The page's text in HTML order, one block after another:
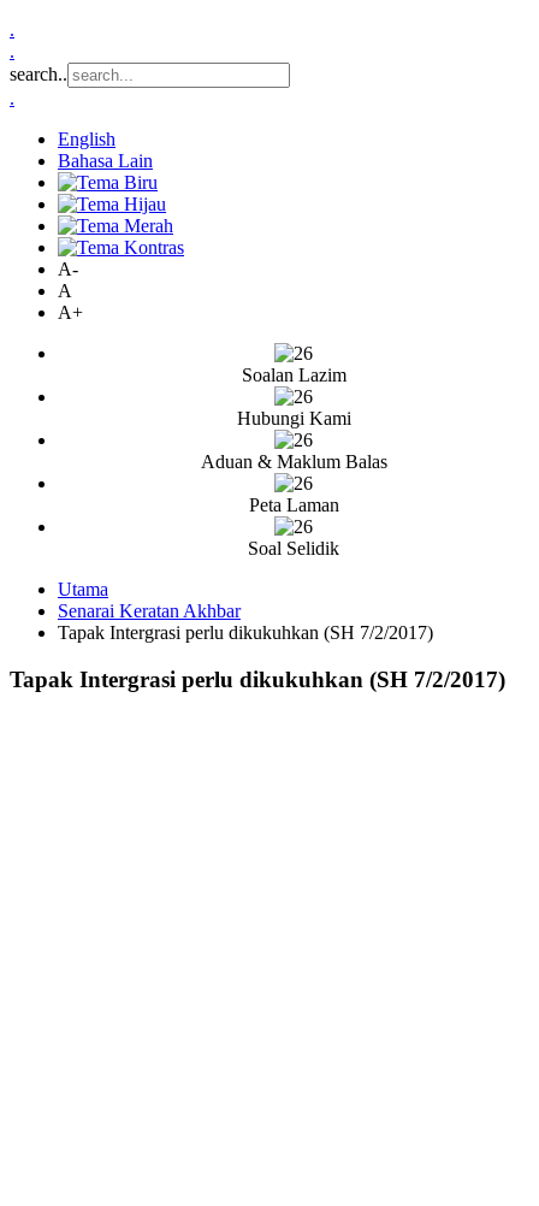
.
.
search..
.
English
Bahasa Lain
A-
A
A+
Soalan Lazim
Hubungi Kami
Aduan & Maklum Balas
Peta Laman
Soal Selidik
Utama
Senarai Keratan Akhbar
Tapak Intergrasi perlu dikukuhkan (SH 7/2/2017)
Tapak Intergrasi perlu dikukuhkan (SH 7/2/2017)